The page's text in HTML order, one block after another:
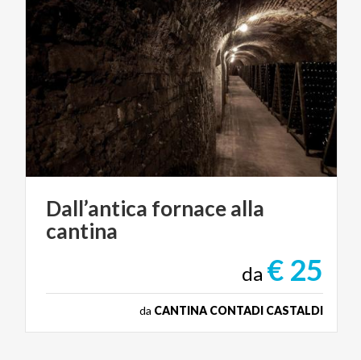
Dall’antica fornacealla
cantina
da € 25
da CANTINA CONTADI CASTALDI